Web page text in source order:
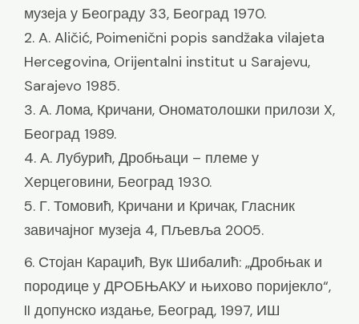
музеја у Београду 33, Београд 1970.
2. A. Aličić, Poimenični popis sandžaka vilajeta
Hercegovina, Orijentalni institut u Sarajevu,
Sarajevo 1985.
3. А. Лома, Кричани, Ономатолошки прилози X,
Београд 1989.
4. А. Лубурић, Дробњаци – племе у
Херцеговини, Београд 1930.
5. Г. Томовић, Кричани и Кричак, Гласник
завичајног музеја 4, Пљевља 2005.
6. Стојан Караџић, Вук Шибалић: „Дробњак и
породице у ДРОБЊАКУ и њихово поријекло“,
II допунско издање, Београд, 1997, ИШ